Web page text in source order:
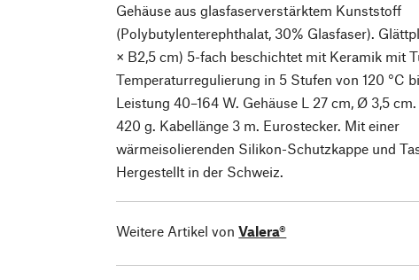
Gehäuse aus glasfaserverstärktem Kunststoff
(Polybutylenterephthalat, 30% Glasfaser).
× B2,5 cm) 5-fach beschichtet mit Keramik mit
Temperaturregulierung in 5 Stufen von 120 °C
Leistung 40–164 W. Gehäuse L 27 cm, Ø 3,5
420 g. Kabellänge 3 m. Eurostecker. Mit einer
wärmeisolierenden Silikon-Schutzkappe und
Hergestellt in der Schweiz.
Weitere Artikel von Valera®